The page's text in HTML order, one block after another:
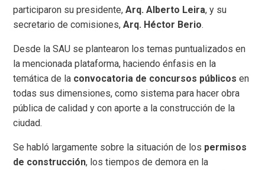
participaron su presidente,Arq. Alberto Leira, y su
secretario de comisiones,Arq. Héctor Berio.
Desde la SAU se plantearon los temas puntualizados en
la mencionada plataforma, haciendo énfasis en la
temática de la convocatoria de concursos públicos en
todas sus dimensiones, como sistema para hacer obra
pública de calidad y con aporte a la construcción de la
ciudad.
Se habló largamente sobre la situación de los permisos
de construcción, los tiempos de demora en la